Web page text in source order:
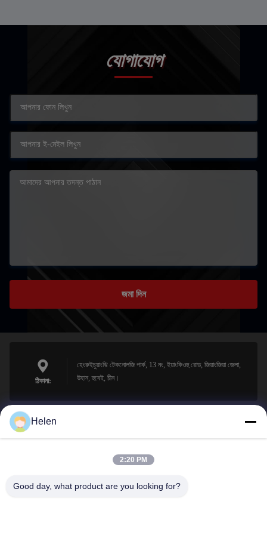
যোগাযোগ
জমা দিন
ঠিকানা:
হেংরুইচুয়াংঝি টেকনোলজি পার্ক, 13 নং, ইয়াংকিওহু রোড, জিয়াংজিয়া জেলা,
উহান, হুবেই, চীন।
sales@perfectlaser.net
Helen
2:20 PM
Good day, what product are you looking for?